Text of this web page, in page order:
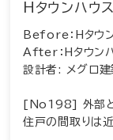
Hタウンハウス
Before：Hタウ
After：Hタウン
設計者: メグロ建
[No198] 外部と
住戸の間取りは